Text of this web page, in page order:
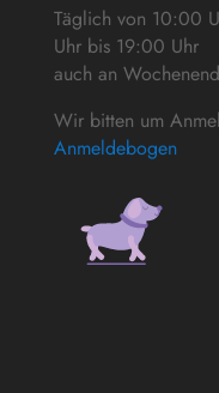
Täglich von 10:00
Uhr bis 19:00 Uhr
auch an
Wir bitten um
Anmeldebogen